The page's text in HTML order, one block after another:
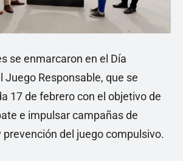
se enmarcaron en el Día
Juego Responsable, que se
17 de febrero con el objetivo de
e impulsar campañas de
prevención del juego compulsivo.